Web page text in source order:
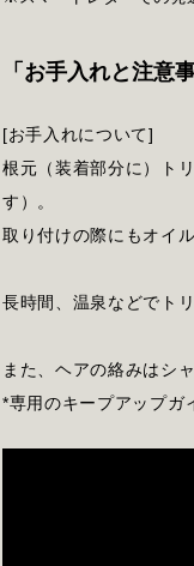
「お手入れと注意事
[お手入れについて]
根元（装着部分に）ト
す）。
取り付けの際にもオイ
長時間、温泉などでト
また、ヘアの絡みはシ
*専用のキープアップガ